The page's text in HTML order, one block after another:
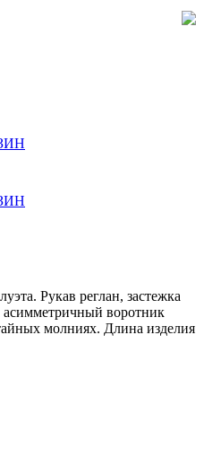
Рукав реглан, застежка
воротник
молниях. Длина изделия